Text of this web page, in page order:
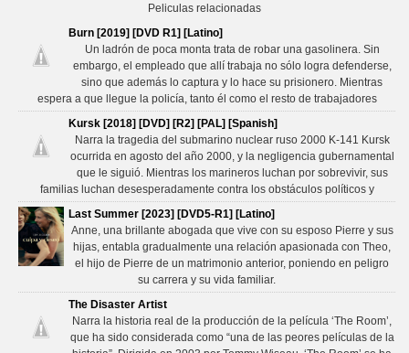
Peliculas relacionadas
Burn [2019] [DVD R1] [Latino]
Un ladrón de poca monta trata de robar una gasolinera. Sin
embargo, el empleado que allí trabaja no sólo logra defenderse,
sino que además lo captura y lo hace su prisionero. Mientras
espera a que llegue la policía, tanto él como el resto de trabajadores
Kursk [2018] [DVD] [R2] [PAL] [Spanish]
Narra la tragedia del submarino nuclear ruso 2000 K-141 Kursk
ocurrida en agosto del año 2000, y la negligencia gubernamental
que le siguió. Mientras los marineros luchan por sobrevivir, sus
familias luchan desesperadamente contra los obstáculos políticos y
Last Summer [2023] [DVD5-R1] [Latino]
Anne, una brillante abogada que vive con su esposo Pierre y sus
hijas, entabla gradualmente una relación apasionada con Theo,
el hijo de Pierre de un matrimonio anterior, poniendo en peligro
su carrera y su vida familiar.
The Disaster Artist
Narra la historia real de la producción de la película ‘The Room’,
que ha sido considerada como “una de las peores películas de la